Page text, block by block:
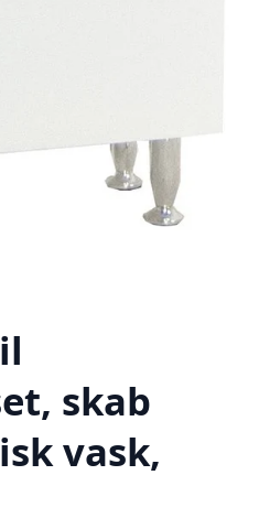
skab
vask,